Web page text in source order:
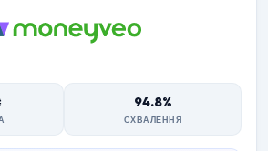
94.8%
СХВАЛЕННЯ